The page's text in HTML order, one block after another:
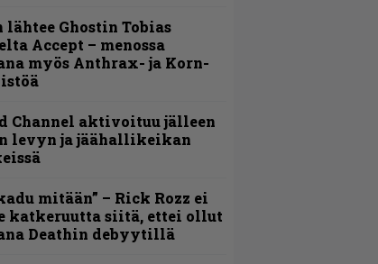
lähtee Ghostin Tobias
Accept – menossa
myös Anthrax- ja Korn-
Channel aktivoituu jälleen
levyn ja jäähallikeikan
mitään” – Rick Rozz ei
katkeruutta siitä, ettei ollut
Deathin debyytillä